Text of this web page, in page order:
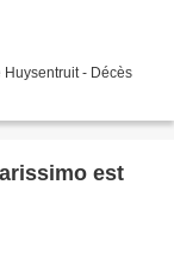
- Décès
est